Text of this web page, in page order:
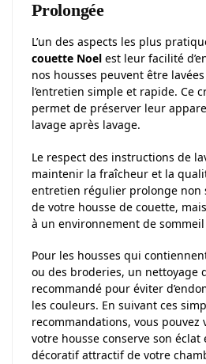
Prolongée
L’un des aspects les plus
couette Noel est leur facilité
nos housses peuvent être
l’entretien simple et rapide. Ce
permet de préserver leur
lavage après lavage.
Le respect des instructions de
maintenir la fraîcheur et la
entretien régulier prolonge non
de votre housse de couette,
à un environnement de
Pour les housses qui
ou des broderies, un nettoyage
recommandé pour éviter
les couleurs. En suivant ces
recommandations, vous pouvez
votre housse conserve son
décoratif attractif de votre